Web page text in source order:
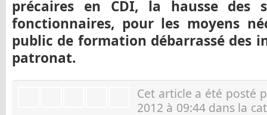
précaires en CDI, la hausse des
fonctionnaires, pour les moyens
public de formation débarrassé des
patronat.
Cet article a été posté
2012 à 09:44 dans la